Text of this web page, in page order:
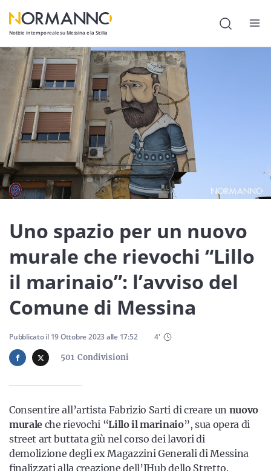
Notizie in tempo reale su Messina e la Sicilia
Attualità
Cronaca
Politica
Cultura
Lavoro
Società
Economia
Sport
Sicilia
Servizi
Resta sempre aggiornato con le ultime news, iscriviti alla
Iscriviti
Uno spazio per un nuovo
murale che rievochi “Lillo
il marinaio”: l’avviso del
Comune di Messina
501 Condivisioni
Pubblicato il 19 Ottobre 2023alle 17:52 4'
Consentire all’artista Fabrizio Sarti di creare un nuovo
murale che rievochi “Lillo il marinaio”, sua opera di
street art buttata giù nel corso dei lavori di
demolizione degli ex Magazzini Generali di Messina
finalizzati alla creazione dell’IHub dello Stretto.